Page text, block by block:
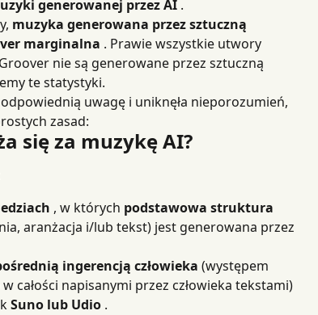
generowanej przez AI .
muzyka generowana przez sztuczną
marginalna . Prawie wszystkie utwory
nie są generowane przez sztuczną
te statystyki.
uwagę i uniknęła nieporozumień,
zasad:
się za muzykę AI?
, w których podstawowa struktura
aranżacja i/lub tekst) jest generowana przez
ingerencją człowieka (występem
całości napisanymi przez człowieka tekstami)
Suno lub Udio .